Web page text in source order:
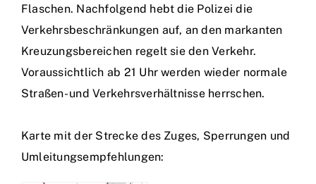
Flaschen. Nachfolgend hebt die Polizei die
Verkehrsbeschränkungen auf, an den markanten
Kreuzungsbereichen regelt sie den Verkehr.
Voraussichtlich ab 21 Uhr werden wieder normale
Straßen- und Verkehrsverhältnisse herrschen.
Karte mit der Strecke des Zuges, Sperrungen und
Umleitungsempfehlungen: